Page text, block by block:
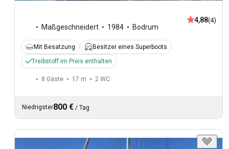
Maßgeschneidert 1984 Bodrum
4,88(4)
Mit Besatzung
Besitzer eines Superboots
Treibstoff im Preis enthalten
8 Gäste 17 m 2 WC
Niedrigster800 € / Tag